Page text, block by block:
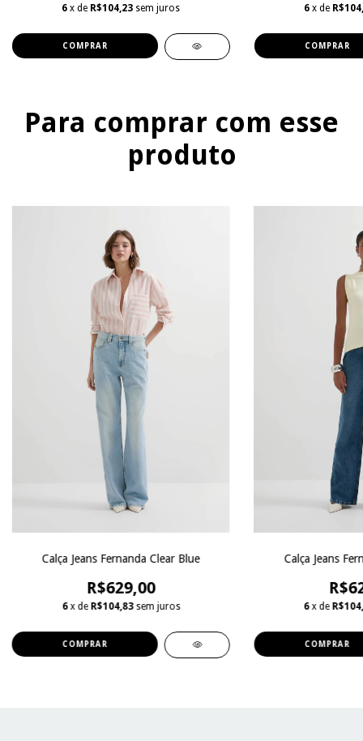
6 x de R$104,23 sem juros
COMPRAR
6 x de
COMPRAR
Para comprar com esse
produto
Calça Jeans Fernanda Clear Blue
R$629,00
6 x de R$104,83 sem juros
COMPRAR
Calça Jeans
6 x de
COMPRAR